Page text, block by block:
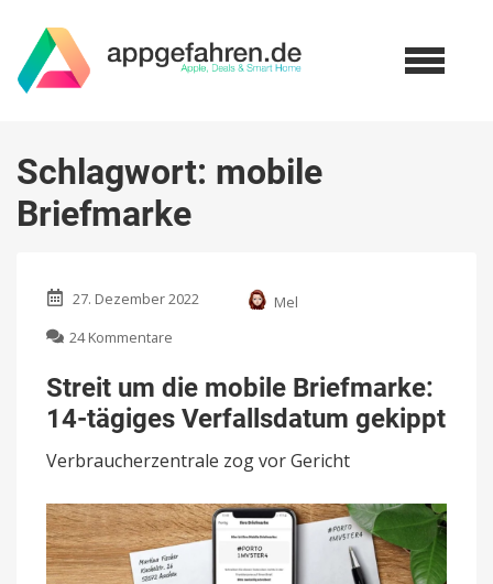
Schlagwort: mobile
Briefmarke
27. Dezember 2022
Mel
24 Kommentare
um
die
mobile
14-
Verfallsdatum
gekippt
Streit um die mobile Briefmarke:
14-tägiges Verfallsdatum gekippt
Verbraucherzentrale zog vor Gericht